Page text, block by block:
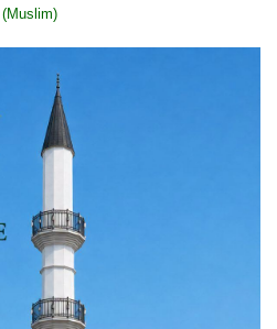
(Muslim)